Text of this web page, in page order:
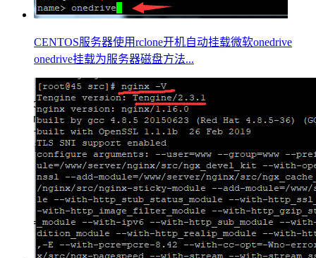
CENTOS服务器使用rclone开机自动挂载微软onedrive
onedrive挂载为服务器磁盘方法...